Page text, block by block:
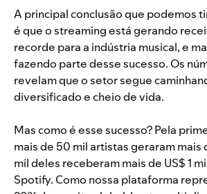
A principal conclusão que podemos
é que o streaming está gerando
recorde para a indústria musical, e
fazendo parte desse sucesso. Os
revelam que o setor segue
diversificado e cheio de vida.
Mas como é esse sucesso? Pela
mais de 50 mil artistas geraram mais
mil deles receberam mais de US$ 1
Spotify. Como nossa plataforma